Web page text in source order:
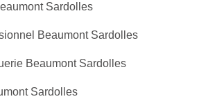
Sardolles
Beaumont Sardolles
Beaumont Sardolles
Sardolles